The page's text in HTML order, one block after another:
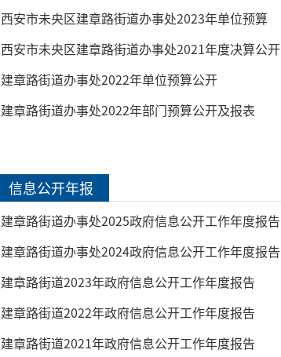
西安市未央区建章路街道办事处2023年单位预算
西安市未央区建章路街道办事处2021年度决算公开
建章路街道办事处2022年单位预算公开
建章路街道办事处2022年部门预算公开及报表
信息公开年报
建章路街道办事处2025政府信息公开工作年度报告
建章路街道办事处2024政府信息公开工作年度报告
建章路街道2023年政府信息公开工作年度报告
建章路街道2022年政府信息公开工作年度报告
建章路街道2021年政府信息公开工作年度报告